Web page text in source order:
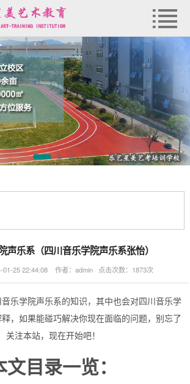
声乐系（四川音乐学院声乐系张怡）
01-25 22:44:08 作者：admin 点击次数：1873次
乐学院声乐系的知识，其中也会对四川音乐学
，如果能碰巧解决你现在面临的问题，别忘了
关注本站，现在开始吧！
文目录一览：